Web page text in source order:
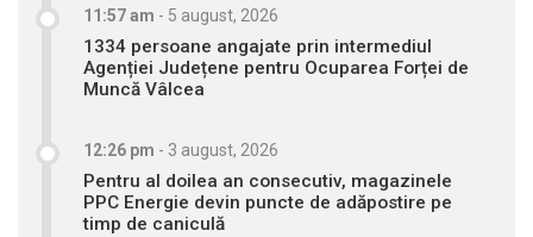
11:57 am - 5 august, 2026
1334 persoane angajate prin intermediul
Agenției Județene pentru Ocuparea Forței de
Muncă Vâlcea
12:26 pm - 3 august, 2026
Pentru al doilea an consecutiv, magazinele
PPC Energie devin puncte de adăpostire pe
timp de caniculă